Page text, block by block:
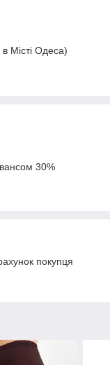
Місті Одеса)
30%
покупця